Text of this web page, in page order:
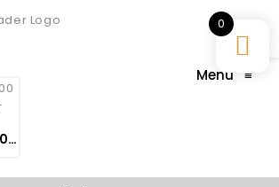
Menu ≡
ASCD 18-1000 W34 Select – FEIN
0